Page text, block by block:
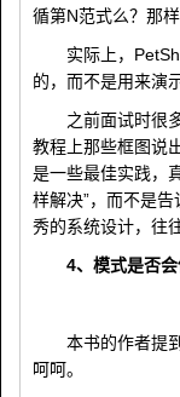
循第N范式么？那
实际上，
的，而不是用来演
之前面试时很
教程上那些框图说
是一些最佳实践，
样解决”，而不是
秀的系统设计，往
4、模式是否
本书的作者提
呵呵。